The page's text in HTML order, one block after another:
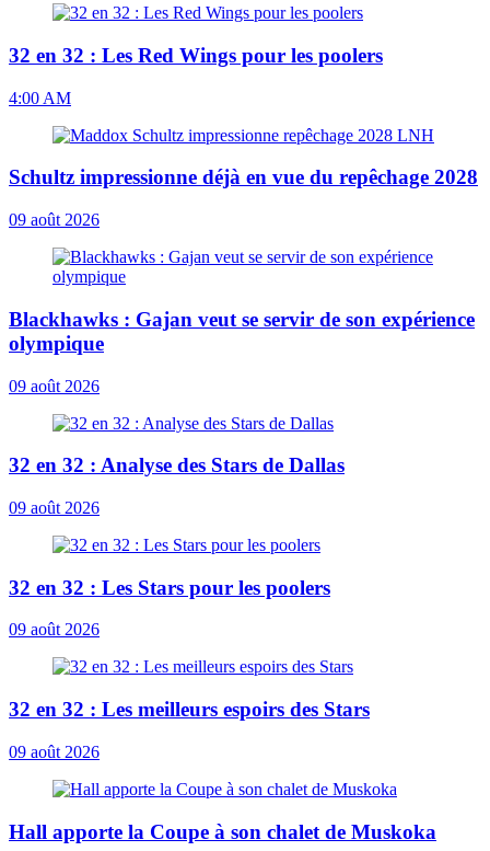
32 en 32 : Les Red Wings pour les poolers
4:00 AM
Schultz impressionne déjà en vue du repêchage 2028
09 août 2026
Blackhawks : Gajan veut se servir de son expérience
olympique
09 août 2026
32 en 32 : Analyse des Stars de Dallas
09 août 2026
32 en 32 : Les Stars pour les poolers
09 août 2026
32 en 32 : Les meilleurs espoirs des Stars
09 août 2026
Hall apporte la Coupe à son chalet de Muskoka